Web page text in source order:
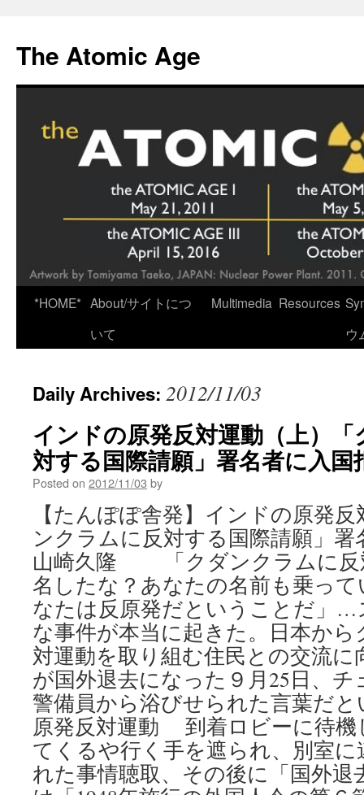
content
The Atomic Age
*HOME* About/サイトにつ
いて
Multimedia Resources
ウ
Daily Archives: 2012/11/03
インドの原発反対運動（上）
対する国際請願」署名者に入
Posted on 2012/11/03 by
【たんぽぽ舎発】インドの原発
ンクラムに反対する国際請願
山崎久隆 「クダンクラムに反
名したな？あなたの名前も乗っ
なたは反原発だということだ」…
な事件が本当に起きた。日本か
対運動を取り組む住民との交流
が国外退去になった９月25日、
警備員から浴びせられた言葉だ
原発反対運動 到着ロビーに待機
てくるや行く手を遮られ、別室
れた事情聴取、その後に「国外退